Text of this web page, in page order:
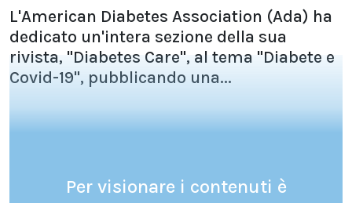
L'American Diabetes Association (Ada) ha
dedicato un'intera sezione della sua
rivista, "Diabetes Care", al tema "Diabete e
Covid-19", pubblicando una...
Per visionare i contenuti è